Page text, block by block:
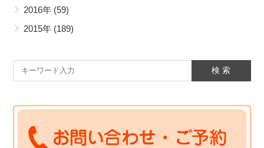
2016年 (59)
2015年 (189)